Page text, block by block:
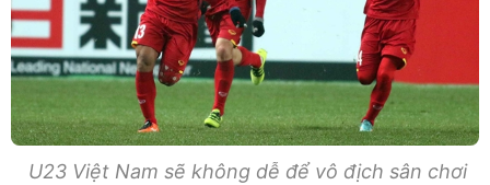
U23 Việt Nam sẽ không dễ để vô địch sân chơi